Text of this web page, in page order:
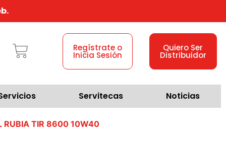
Regístrate o
Inicia Sesión
Quiero Ser
Distribuidor
Servitecas Noticias
RUBIA TIR 8600 10W40